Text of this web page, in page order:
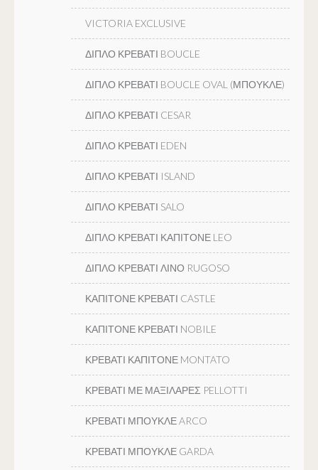
VICTORIA EXCLUSIVE
ΔΙΠΛΟ ΚΡΕΒΑΤΙ BOUCLE
ΔΙΠΛΟ ΚΡΕΒΑΤΙ BOUCLE OVAL (ΜΠΟΥΚΛΕ)
ΔΙΠΛΟ ΚΡΕΒΑΤΙ CESAR
ΔΙΠΛΟ ΚΡΕΒΑΤΙ EDEN
ΔΙΠΛΟ ΚΡΕΒΑΤΙ ISLAND
ΔΙΠΛΟ ΚΡΕΒΑΤΙ SALO
ΔΙΠΛΟ ΚΡΕΒΑΤΙ ΚΑΠΙΤΟΝΕ LEO
ΔΙΠΛΟ ΚΡΕΒΑΤΙ ΛΙΝΟ RUGOSO
ΚΑΠΙΤΟΝΕ ΚΡΕΒΑΤΙ CASTLE
ΚΑΠΙΤΟΝΕ ΚΡΕΒΑΤΙ NOBILE
ΚΡΕΒΑΤΙ ΚΑΠΙΤΟΝΕ MONTATO
ΚΡΕΒΑΤΙ ΜΕ ΜΑΞΙΛΑΡΕΣ PELLOTTI
ΚΡΕΒΑΤΙ ΜΠΟΥΚΛΕ ARCO
ΚΡΕΒΑΤΙ ΜΠΟΥΚΛΕ GARDA